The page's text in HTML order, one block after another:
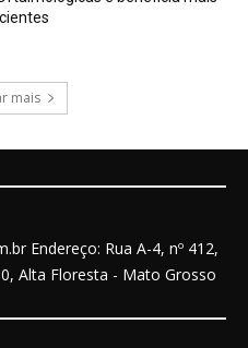
mais
Endereço: Rua A-4, nº 412,
Alta Floresta - Mato Grosso